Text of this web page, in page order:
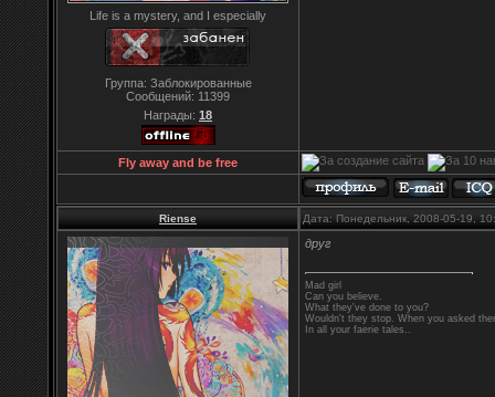
Life is a mystery, and I especially
Группа: Заблокированные
Сообщений: 11399
Награды: 18
Fly away and be free
Riense Дата: Понедельник, 2008-05-19,
друг
Mad girl
Can you believe.
What they've done to you?
Wouldn't they stop. When you asked
In all your faerie tales..